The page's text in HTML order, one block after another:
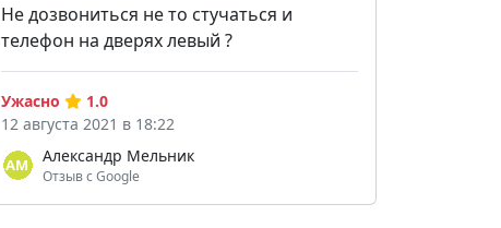
Не дозвониться не то стучаться и
телефон на дверях левый ?
Александр Мельник
Отзыв с Google
Ужасно
1.0
12 августа 2021 в 18:22